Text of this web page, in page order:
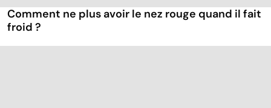
Comment ne plus avoir le nez rouge quand il fait
froid ?